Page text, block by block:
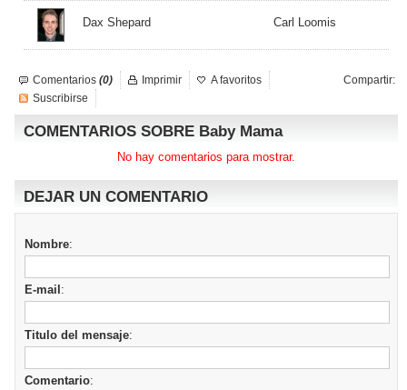
Dax Shepard Carl Loomis
Comentarios (0) Compartir:
Imprimir
A favoritos
Suscribirse
COMENTARIOS SOBRE Baby Mama
No hay comentarios para mostrar.
DEJAR UN COMENTARIO
Nombre:
E-mail :
Titulo del mensaje:
Comentario: